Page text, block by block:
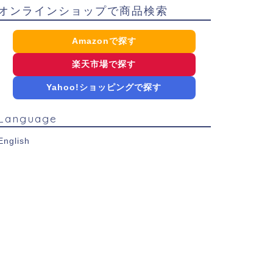
ンラインショップで商品検索
Amazonで探す
楽天市場で探す
Yahoo!ショッピングで探す